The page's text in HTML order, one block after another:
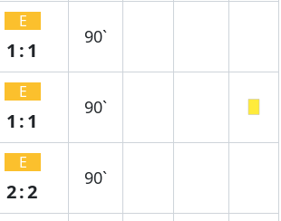
E
1:1
90`
E
1:1
90`
E
2:2
90`